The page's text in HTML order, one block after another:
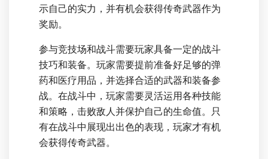
示自己的实力，并有机会获得传奇武器作为
奖励。
参与竞技场和战斗需要玩家具备一定的战斗
技巧和装备。玩家需要提前准备好足够的弹
药和医疗用品，并选择合适的武器和装备参
战。在战斗中，玩家需要灵活运用各种技能
和策略，击败敌人并保护自己的生命值。只
有在战斗中展现出出色的表现，玩家才有机
会获得传奇武器。